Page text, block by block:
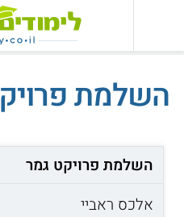
השלמת
השלמת פרויקט גמר
אלכס ראביי